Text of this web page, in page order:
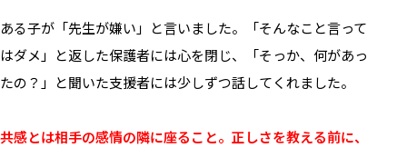
ある子が「先生が嫌い」と言いました。「そんなこと言って
はダメ」と返した保護者には心を閉じ、「そっか、何があっ
たの？」と聞いた支援者には少しずつ話してくれました。
共感とは相手の感情の隣に座ること。正しさを教える前に、